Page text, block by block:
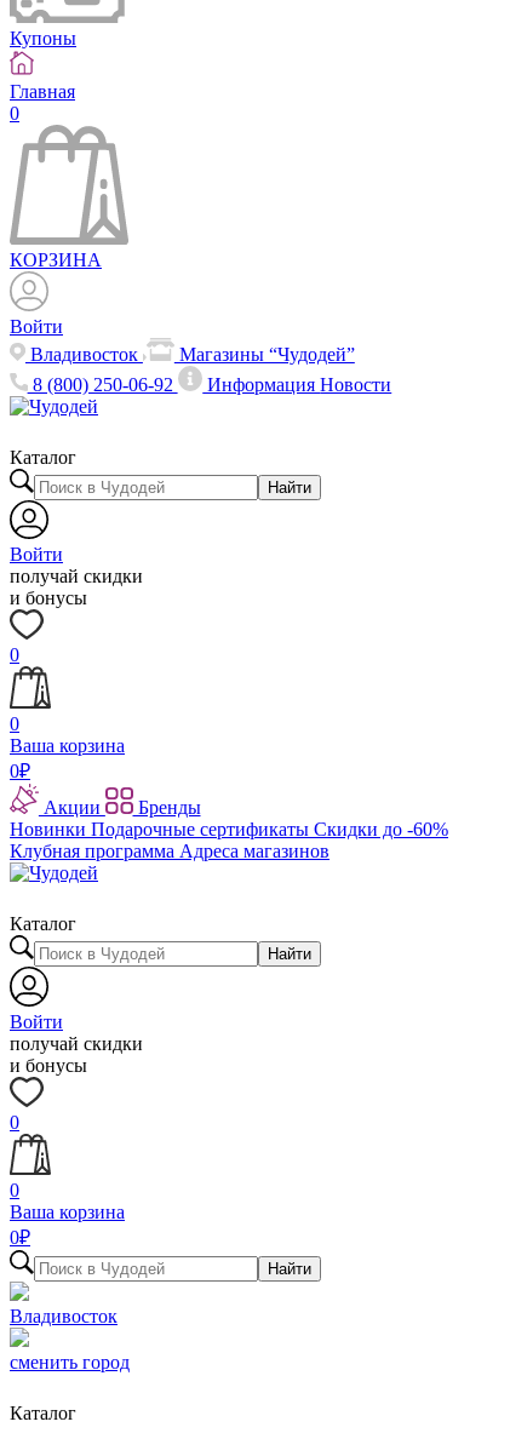
Купоны
Главная
0
КОРЗИНА
Войти
Владивосток
Магазины “Чудодей”
8 (800) 250-06-92
ИнформацияНовости
Каталог
Найти
Войти
получай скидки
и бонусы
0
0
Ваша корзина
0₽
Акции
Бренды
Новинки Подарочные сертификаты Скидки до -60%
Клубная программа Адреса магазинов
Каталог
Найти
Войти
получай скидки
и бонусы
0
0
Ваша корзина
0₽
Найти
Владивосток
сменить город
Каталог